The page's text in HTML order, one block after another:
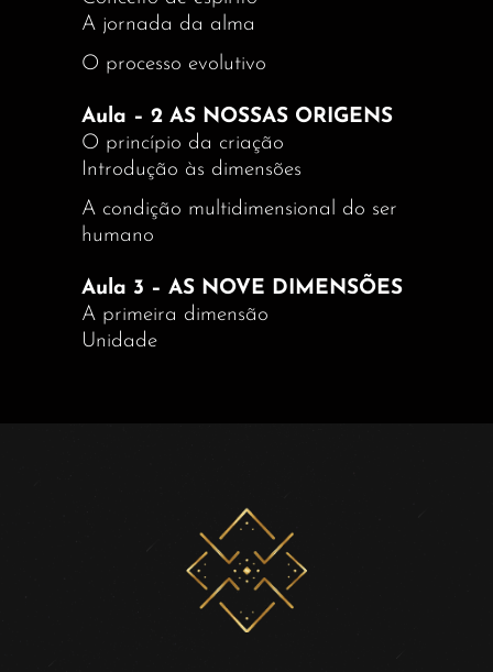
A jornada da alma
O processo evolutivo
Aula – 2 AS NOSSAS ORIGENS
O princípio da criação
Introdução às dimensões
A condição multidimensional do ser
humano
Aula 3 – AS NOVE DIMENSÕES
A primeira dimensão
Unidade